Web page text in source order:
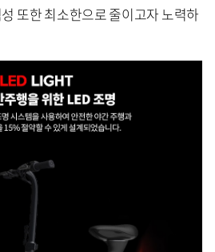
또한 최소한으로 줄이고자 노력하